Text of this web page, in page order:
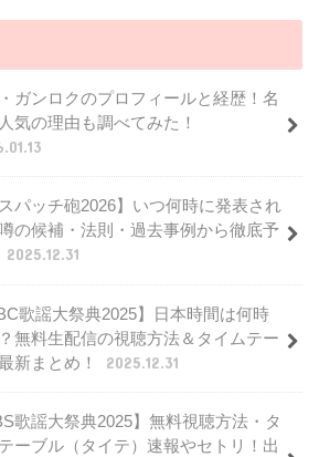
ガンロクのプロフィールと経歴！名
気の理由も調べてみた！
スパッチ砲2026】いつ何時に発表され
の候補・法則・過去事例から徹底予
2025.12.31
歌謡大祭典2025】日本時間は何時
無料生配信の視聴方法＆タイムテー
新まとめ！
2025.12.31
歌謡大祭典2025】無料視聴方法・タ
ーブル（タイテ）速報やセトリ！出